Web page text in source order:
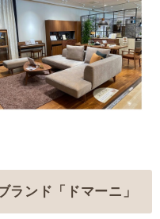
ランド「ドマーニ」